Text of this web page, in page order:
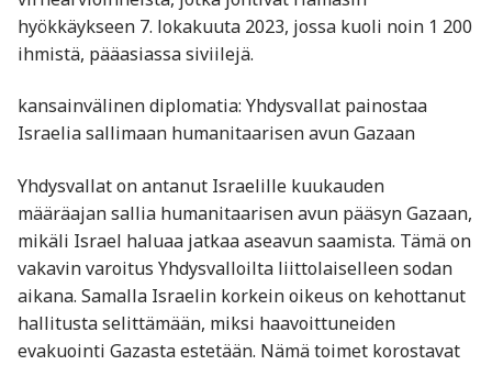
hyökkäykseen 7. lokakuuta 2023, jossa kuoli noin 1 200
ihmistä, pääasiassa siviilejä.
kansainvälinen diplomatia: Yhdysvallat painostaa
Israelia sallimaan humanitaarisen avun Gazaan
Yhdysvallat on antanut Israelille kuukauden
määräajan sallia humanitaarisen avun pääsyn Gazaan,
mikäli Israel haluaa jatkaa aseavun saamista. Tämä on
vakavin varoitus Yhdysvalloilta liittolaiselleen sodan
aikana. Samalla Israelin korkein oikeus on kehottanut
hallitusta selittämään, miksi haavoittuneiden
evakuointi Gazasta estetään. Nämä toimet korostavat